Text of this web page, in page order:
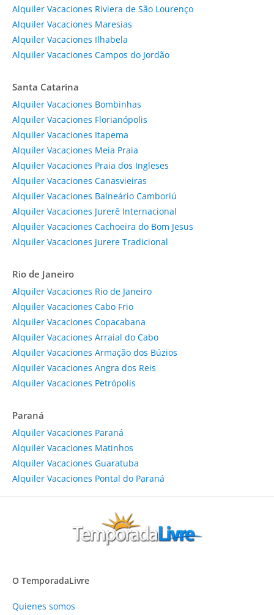
Alquiler Vacaciones Riviera de São Lourenço
Alquiler Vacaciones Maresias
Alquiler Vacaciones Ilhabela
Alquiler Vacaciones Campos do Jordão
Santa Catarina
Alquiler Vacaciones Bombinhas
Alquiler Vacaciones Florianópolis
Alquiler Vacaciones Itapema
Alquiler Vacaciones Meia Praia
Alquiler Vacaciones Praia dos Ingleses
Alquiler Vacaciones Canasvieiras
Alquiler Vacaciones Balneário Camboriú
Alquiler Vacaciones Jurerê Internacional
Alquiler Vacaciones Cachoeira do Bom Jesus
Alquiler Vacaciones Jurere Tradicional
Rio de Janeiro
Alquiler Vacaciones Rio de Janeiro
Alquiler Vacaciones Cabo Frio
Alquiler Vacaciones Copacabana
Alquiler Vacaciones Arraial do Cabo
Alquiler Vacaciones Armação dos Búzios
Alquiler Vacaciones Angra dos Reis
Alquiler Vacaciones Petrópolis
Paraná
Alquiler Vacaciones Paraná
Alquiler Vacaciones Matinhos
Alquiler Vacaciones Guaratuba
Alquiler Vacaciones Pontal do Paraná
O TemporadaLivre
Quienes somos